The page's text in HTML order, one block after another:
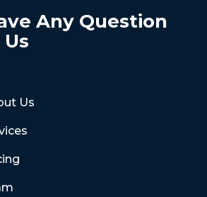
Any Question
Us